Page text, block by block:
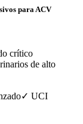
para ACV
crítico
de alto
✓ UCI